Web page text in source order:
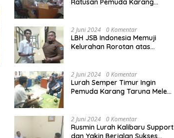
Ratusan Pemuda Karang
Paralegal Gratis Yang
Diadakan LBH JSB Indonesia
2 Juni 2024 0 Komentar
LBH JSB Indonesia Memuji
Kelurahan Rorotan atas
150 orang Pemuda Karang
Taruna di Jakarta Utara
2 Juni 2024 0 Komentar
Lurah Semper Timur Ingin
Pemuda Karang Taruna Melek
Diadakan LBH JSB Indonesia
2 Juni 2024 0 Komentar
Rusmin Lurah Kalibaru Support
dan Yakin Berjalan Sukses